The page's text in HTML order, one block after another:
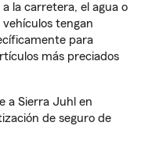
la carretera, el agua o
vehículos tengan
para
más preciados
a Sierra Juhl en
de seguro de